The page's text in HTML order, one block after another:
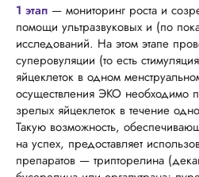
1 этап — мониторинг роста и
помощи ультразвуковых и (по
исследований. На этом этапе
суперовуляции (то есть
яйцеклеток в одном
осуществления ЭКО необходимо
зрелых яйцеклеток в течение
Такую возможность,
на успех, предоставляет
препаратов — трипторелина